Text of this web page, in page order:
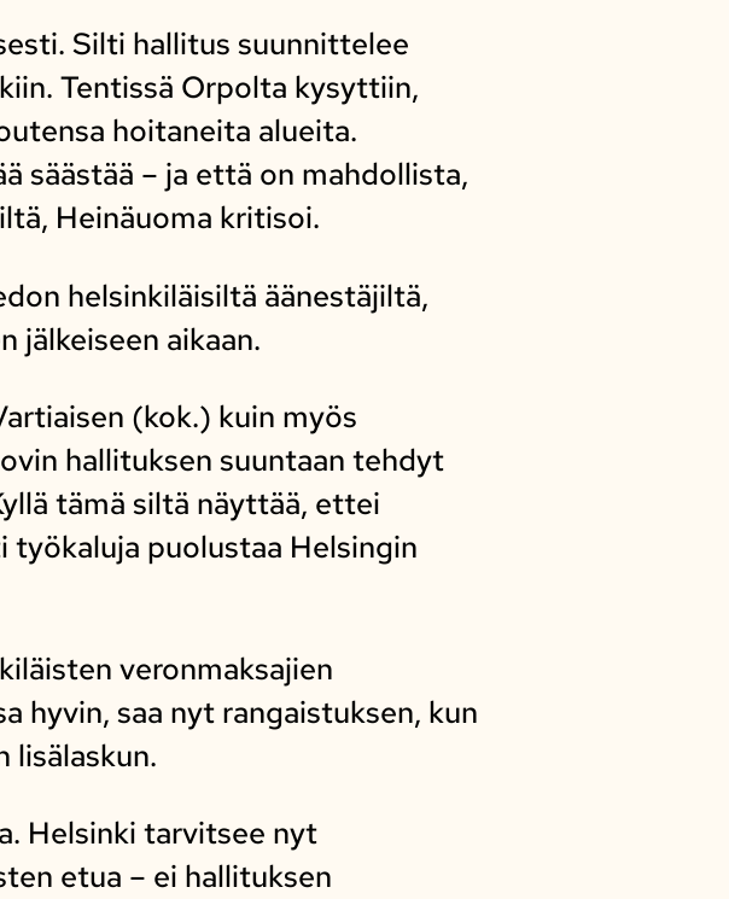
Silti hallitus suunnittelee
Tentissä Orpolta kysyttiin,
hoitaneita alueita.
säästää – ja että on mahdollista,
Heinäuoma kritisoi.
helsinkiläisiltä äänestäjiltä,
jälkeiseen aikaan.
(kok.) kuin myös
hallituksen suuntaan tehdyt
tämä siltä näyttää, ettei
työkaluja puolustaa Helsingin
veronmaksajien
hyvin, saa nyt rangaistuksen, kun
lisälaskun.
Helsinki tarvitsee nyt
etua – ei hallituksen